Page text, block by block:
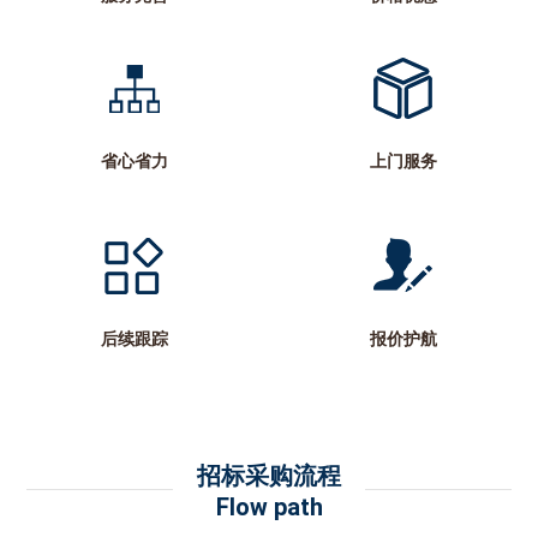
省心省力 上门服务
后续跟踪 报价护航
招标采购流程
Flow path